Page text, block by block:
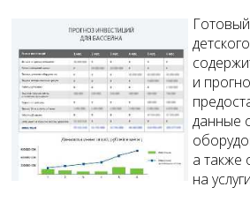
и
данные
а также
на